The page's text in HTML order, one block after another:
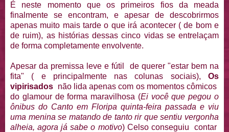
É neste momento que os primeiros fios da meada
finalmente se encontram, e apesar de descobrirmos
apenas muito mais tarde o que irá acontecer ( de bom e
de ruim), as histórias dessas cinco vidas se entrelaçam
de forma completamente envolvente.
Apesar da premissa leve e fútil de querer "estar bem na
fita" ( e principalmente nas colunas sociais), Os
vipirisados não lida apenas com os momentos cômicos
do glamour de forma maravilhosa (Ei você que pegou o
ônibus do Canto em Floripa quinta-feira passada e viu
uma menina se matando de tanto rir que sentiu vergonha
alheia, agora já sabe o motivo) Celso conseguiu contar